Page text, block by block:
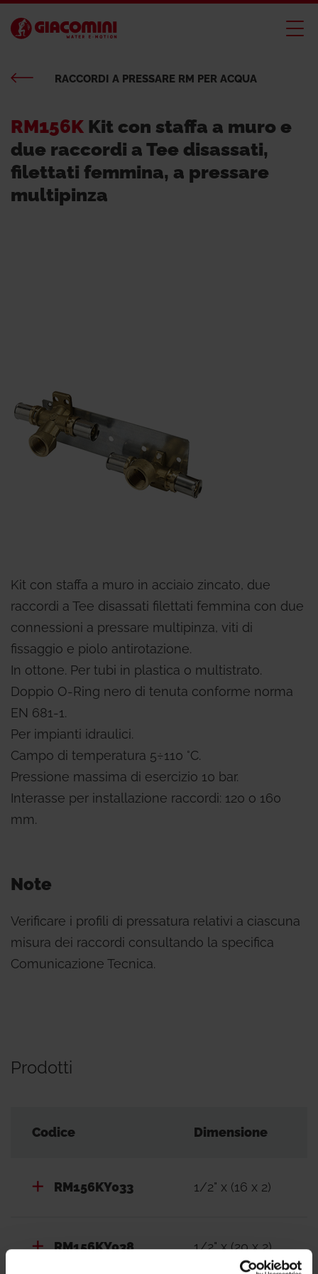
RACCORDI A PRESSARE RM PER ACQUA
RM156K Kit con staffa a muro e
due raccordi a Tee disassati,
filettati femmina, a pressare
multipinza
Kit con staffa a muro in acciaio zincato, due
raccordi a Tee disassati filettati femmina con due
connessioni a pressare multipinza, viti di
fissaggio e piolo antirotazione.
In ottone. Per tubi in plastica o multistrato.
Doppio O-Ring nero di tenuta conforme norma
EN 681-1.
Per impianti idraulici.
Campo di temperatura 5÷110 °C.
Pressione massima di esercizio 10 bar.
Interasse per installazione raccordi: 120 o 160
mm.
Note
Verificare i profili di pressatura relativi a ciascuna
misura dei raccordi consultando la specifica
Comunicazione Tecnica.
Prodotti
Codice Dimensione
RM156KY033 1/2" x (16 x 2)
RM156KY038 1/2" x (20 x 2)